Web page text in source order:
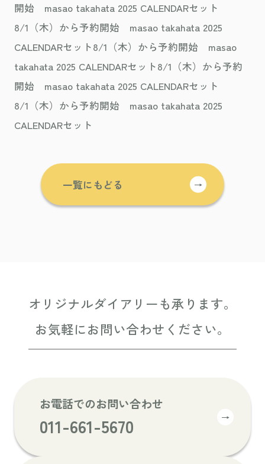
開始 masao takahata 2025 CALENDARセット
8/1（木）から予約開始 masao takahata 2025
CALENDARセット8/1（木）から予約開始 masao
takahata 2025 CALENDARセット8/1（木）から予約
開始 masao takahata 2025 CALENDARセット
8/1（木）から予約開始 masao takahata 2025
CALENDARセット
一覧にもどる →
オリジナルダイアリーも承ります。
お気軽にお問い合わせください。
お電話でのお問い合わせ
011-661-5670 →